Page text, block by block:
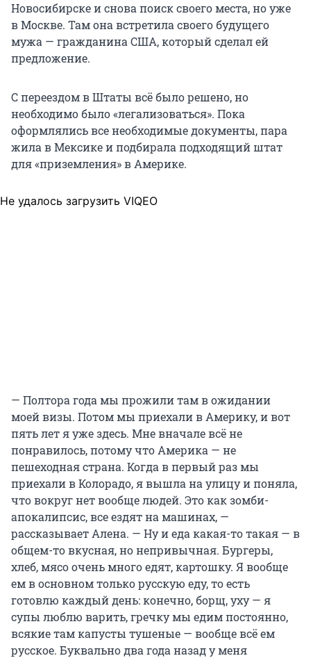
Новосибирске и снова поиск своего места, но уже
в Москве. Там она встретила своего будущего
мужа — гражданина США, который сделал ей
предложение.
С переездом в Штаты всё было решено, но
необходимо было «легализоваться». Пока
оформлялись все необходимые документы, пара
жила в Мексике и подбирала подходящий штат
для «приземления» в Америке.
Не удалось загрузить VIQEO
— Полтора года мы прожили там в ожидании
моей визы. Потом мы приехали в Америку, и вот
пять лет я уже здесь. Мне вначале всё не
понравилось, потому что Америка — не
пешеходная страна. Когда в первый раз мы
приехали в Колорадо, я вышла на улицу и поняла,
что вокруг нет вообще людей. Это как зомби-
апокалипсис, все ездят на машинах, —
рассказывает Алена. — Ну и еда какая-то такая — в
общем-то вкусная, но непривычная. Бургеры,
хлеб, мясо очень много едят, картошку. Я вообще
ем в основном только русскую еду, то есть
готовлю каждый день: конечно, борщ, уху — я
супы люблю варить, гречку мы едим постоянно,
всякие там капусты тушеные — вообще всё ем
русское. Буквально два года назад у меня